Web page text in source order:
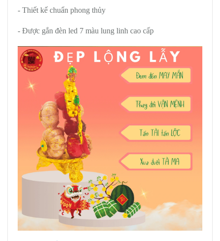
- Thiết kế chuẩn phong thủy
- Được gắn đèn led 7 màu lung linh cao cấp